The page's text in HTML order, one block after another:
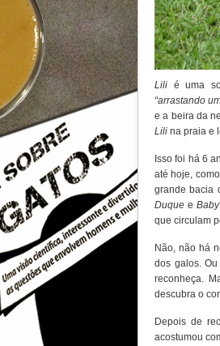
Lili é uma
“arrastando
e a beira da
Lili na praia e
Isso foi há 6
até hoje,
grande bacia
Duque e Baby
que circulam
Não, não há
dos galos.
reconheça.
descubra o
Depois de
acostumou